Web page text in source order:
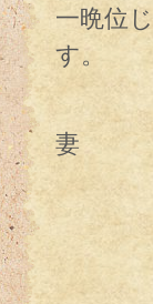
一晩位
す。
そし
妻
（